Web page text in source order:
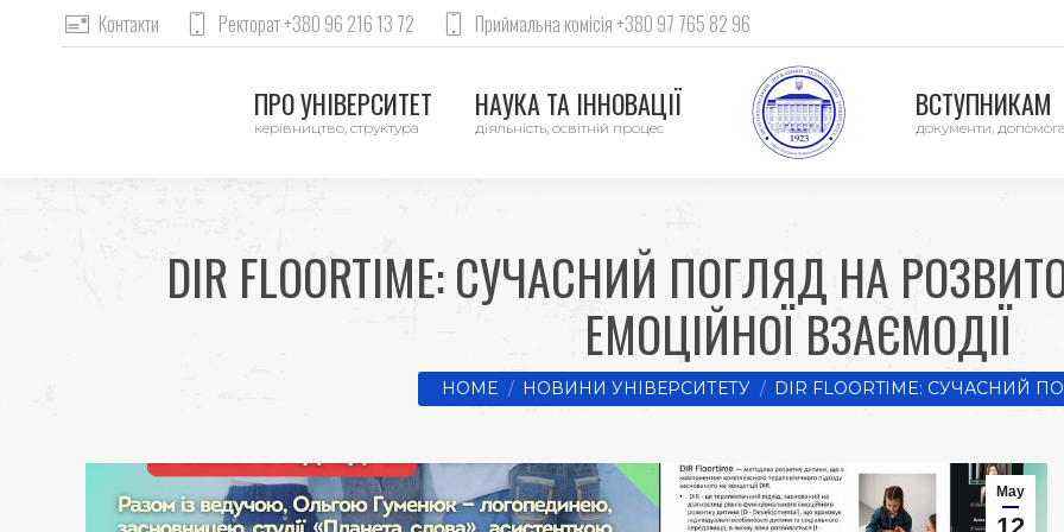
Контакти Ректорат +380 96 216 13 72 Приймальна комісія +380 97 765 82 96
ПРО УНІВЕРСИТЕТ
керівництво, структура
НАУКА ТА ІННОВАЦІЇ
діяльність, освітній процес
ВСТУПНИКАМ
документи, допомога
DIR FLOORTIME: СУЧАСНИЙ ПОГЛЯД НА
ЕМОЦІЙНОЇ ВЗАЄМОДІЇ
You are here:
HOME НОВИНИ УНІВЕРСИТЕТУ DIR FLOORTIME: СУЧАСНИЙ
May